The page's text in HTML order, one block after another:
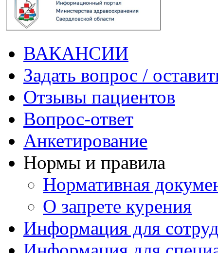
ВАКАНСИИ
Задать вопрос /
Отзывы пациентов
Вопрос-ответ
Анкетирование
Нормы и правила
Нормативная
О запрете курения
Информация для